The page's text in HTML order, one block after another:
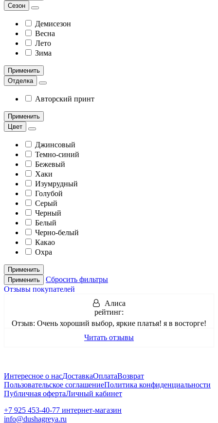
Сезон
Демисезон
Весна
Лето
Зима
Применить
Отделка
Авторский принт
Применить
Цвет
Джинсовый
Темно-синий
Бежевый
Хаки
Изумрудный
Голубой
Серый
Черный
Белый
Черно-белый
Какао
Охра
Применить
Применить
Сбросить фильтры
Отзывы покупателей
Алиса
рейтинг:
Отзыв: Очень хороший выбор, яркие платья! я в восторге!
Читать отзывы
Интересное о насДоставкаОплатаВозврат
Пользовательское соглашениеПолитика конфиденциальности
Публичная офертаЛичный кабинет
+7 925 453-40-77 интернет-магазин
info@dushagreya.ru